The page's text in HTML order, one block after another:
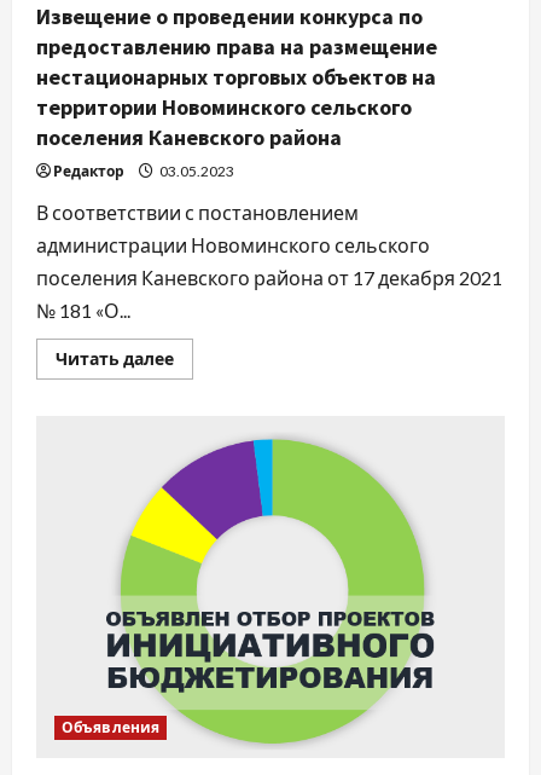
Извещение о проведении конкурса по
предоставлению права на размещение
нестационарных торговых объектов на
территории Новоминского сельского
поселения Каневского района
Редактор 03.05.2023
В соответствии с постановлением
администрации Новоминского сельского
поселения Каневского района от 17 декабря 2021
№ 181 «О...
Читать далееПрочитать
больше
проведении
конкурса
по
предоставлению
права
размещение
нестационарных
торговых
объектов
на
территории
Новоминского
сельского
поселения
Каневского
района
Объявления